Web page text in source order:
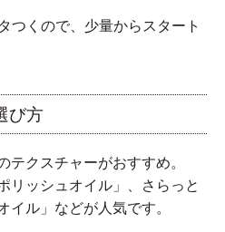
つくので、少量からスタート
び方
テクスチャーがおすすめ。
リッシュオイル」、さらっと
イル」などが人気です。